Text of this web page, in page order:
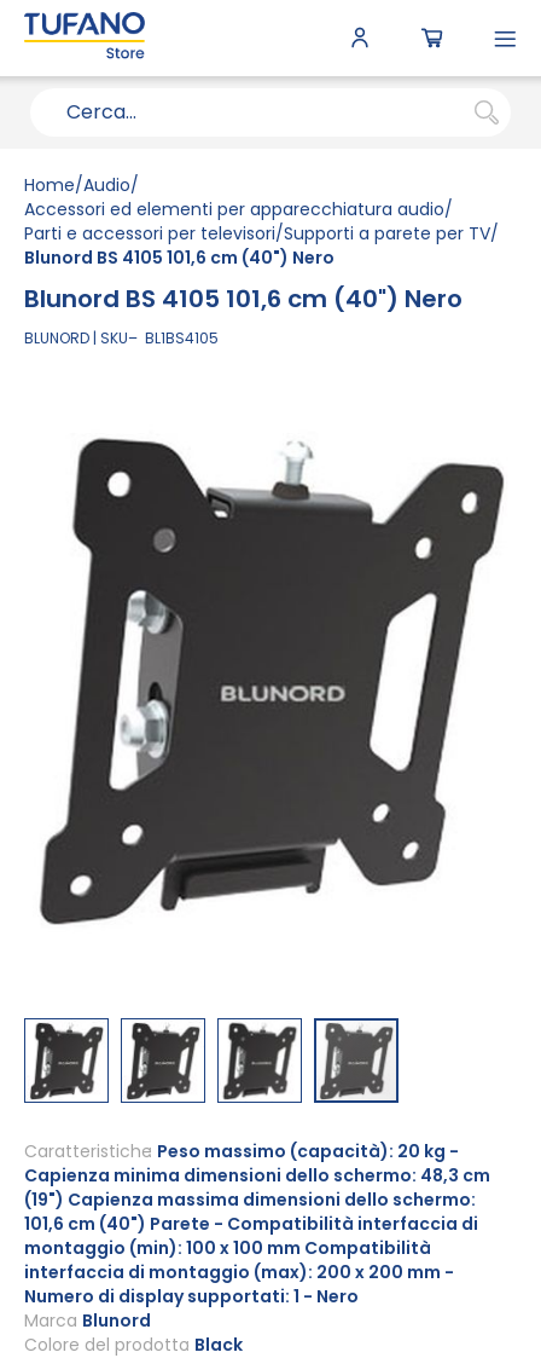
Home Audio
Accessori ed elementi per apparecchiatura audio
Parti e accessori per televisori Supporti a parete per TV
Blunord BS 4105 101,6 cm (40") Nero
Blunord BS 4105 101,6 cm (40") Nero
BLUNORD SKU BL1BS4105
galleria
immagini
all'inizio
della
galleria
di
immagini
Marca Blunord
Caratteristiche Peso massimo (capacità): 20 kg -
Capienza minima dimensioni dello schermo: 48,3 cm
(19") Capienza massima dimensioni dello schermo:
101,6 cm (40") Parete - Compatibilità interfaccia di
montaggio (min): 100 x 100 mm Compatibilità
interfaccia di montaggio (max): 200 x 200 mm -
Numero di display supportati: 1 - Nero
Colore del prodotto Black